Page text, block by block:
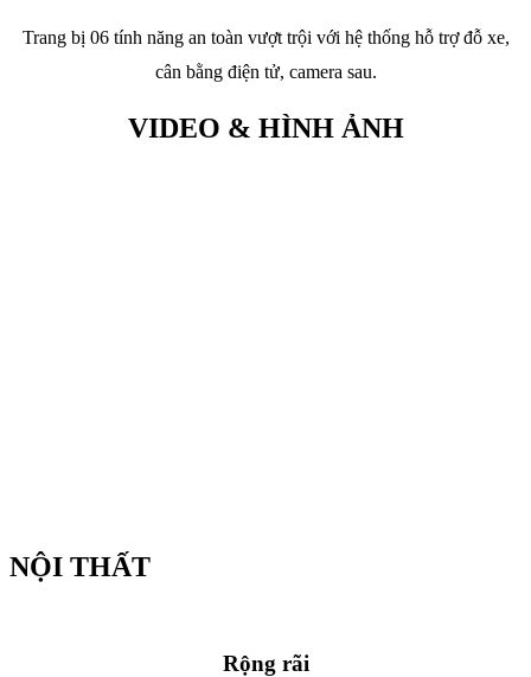
Trang bị 06 tính năng an toàn vượt trội với hệ thống hỗ trợ đỗ xe,
cân bằng điện tử, camera sau.
VIDEO & HÌNH ẢNH
NỘI THẤT
Rộng rãi